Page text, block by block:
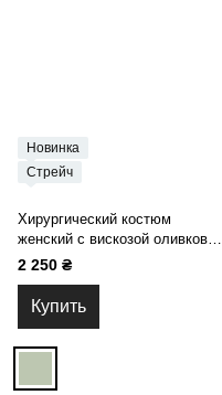
Новинка
Стрейч
Хирургический костюм
женский с вискозой оливковый
24-10
2 250 ₴
Купить